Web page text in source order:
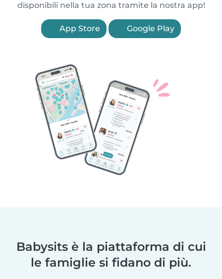
disponibili nella tua zona tramite la nostra app!
App Store Google Play
Babysits è la piattaforma di cui
le famiglie si fidano di più.